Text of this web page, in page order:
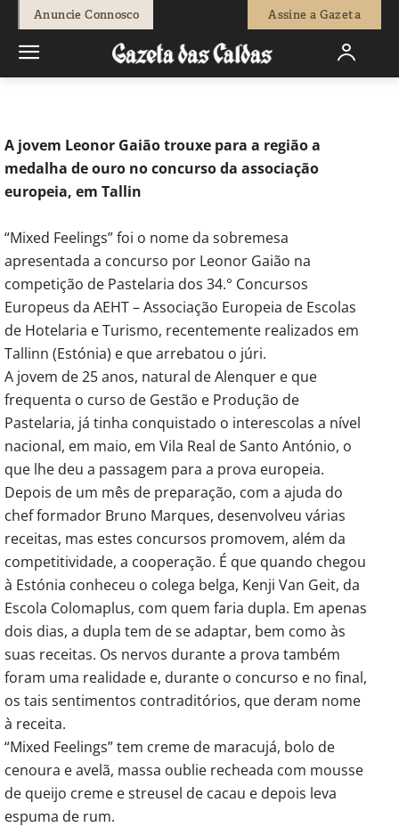
Anuncie Connosco Assine a Gazeta
0
A jovem Leonor Gaião trouxe para a região a
medalha de ouro no concurso da associação
europeia, em Tallin
“Mixed Feelings” foi o nome da sobremesa
apresentada a concurso por Leonor Gaião na
competição de Pastelaria dos 34.° Concursos
Europeus da AEHT – Associação Europeia de Escolas
de Hotelaria e Turismo, recentemente realizados em
Tallinn (Estónia) e que arrebatou o júri.
A jovem de 25 anos, natural de Alenquer e que
frequenta o curso de Gestão e Produção de
Pastelaria, já tinha conquistado o interescolas a nível
nacional, em maio, em Vila Real de Santo António, o
que lhe deu a passagem para a prova europeia.
Depois de um mês de preparação, com a ajuda do
chef formador Bruno Marques, desenvolveu várias
receitas, mas estes concursos promovem, além da
competitividade, a cooperação. É que quando chegou
à Estónia conheceu o colega belga, Kenji Van Geit, da
Escola Colomaplus, com quem faria dupla. Em apenas
dois dias, a dupla tem de se adaptar, bem como às
suas receitas. Os nervos durante a prova também
foram uma realidade e, durante o concurso e no final,
os tais sentimentos contraditórios, que deram nome
à receita.
“Mixed Feelings” tem creme de maracujá, bolo de
cenoura e avelã, massa oublie recheada com mousse
de queijo creme e streusel de cacau e depois leva
espuma de rum.